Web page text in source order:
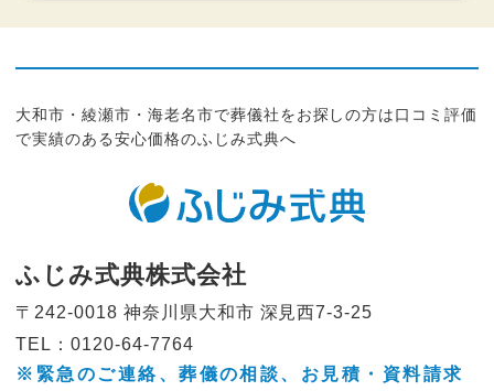
大和市・綾瀬市・海老名市で葬儀社をお探しの方は口コミ評価
で実績のある安心価格のふじみ式典へ
ふじみ式典株式会社
〒242-0018 神奈川県大和市 深見西7-3-25
TEL：0120-64-7764
※緊急のご連絡、葬儀の相談、 お見積・資料請求